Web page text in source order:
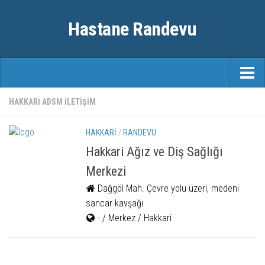
Hastane Randevu
ANASAYFA
RANDEVU
HAKKARI ADSM ILETIŞIM
HAKKARI / RANDEVU
Hakkari Ağız ve Diş Sağlığı
Merkezi
Dağgöl Mah. Çevre yolu üzeri, medeni
sancar kavşağı
- / Merkez / Hakkari